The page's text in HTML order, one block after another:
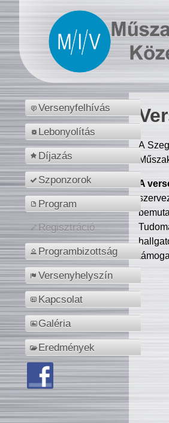
Versenyfelhívás
Lebonyolítás
Díjazás
Szponzorok
Program
Regisztráció
Programbizottság
Versenyhelyszín
Kapcsolat
Galéria
Eredmények
A
A